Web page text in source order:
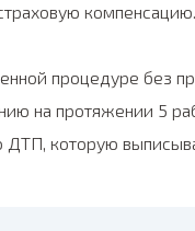
компенсацию.
процедуре без
на протяжении 5
ДТП, которую